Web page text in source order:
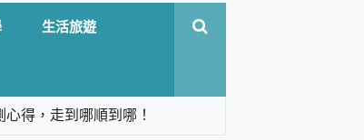
生活旅遊
得，走到哪順到哪！